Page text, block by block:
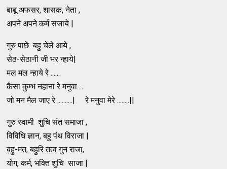
बाबू अफसर, शासक, नेता ,
अपने अपने कर्म सजाये |
गुरु पाछे बहु चेले आये ,
सेठ-सेठानी जी भर न्हाये|
मल मल न्हाये रे ......
कैसा कुम्भ नहाना रे मनुवा....
जो मन मैल जाए रे ..........| रे मनुवा मेरे ........||
गुरु स्वामी शुचि संत समाजा ,
विविधि ज्ञान, बहु पंथ विराजा |
बहु-मत, बहुरि तत्व गुन राजा,
योग, कर्म, भक्ति शुचि साजा |